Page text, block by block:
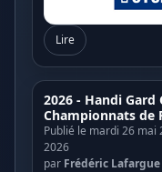
Lire
2026 - Handi Gard
Championnats de
Publié le mardi 26
2026
par Frédéric Lafargue